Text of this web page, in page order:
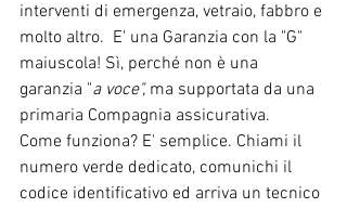
interventi di emergenza, vetraio, fabbro e
molto altro.  E' una Garanzia con la "G"
maiuscola! Sì, perché non è una
garanzia "a voce", ma supportata da una
primaria Compagnia assicurativa.
Come funziona? E' semplice. Chiami il
numero verde dedicato, comunichi il
codice identificativo ed arriva un tecnico